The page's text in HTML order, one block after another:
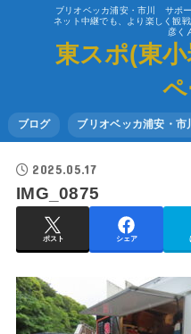
ブリオベッカ浦安・市川 サポ
ネット中継でも、より楽しく観
彦く
東スポ(東
ブログ ブリオベッカ浦安・
2025.05.17
IMG_0875
ポスト シェア